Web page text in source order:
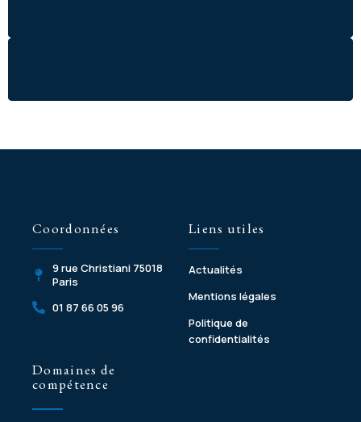
Coordonnées
9 rue Christiani 75018
Paris
01 87 66 05 96
Liens utiles
Actualités
Mentions légales
Politique de
confidentialités
Domaines de
compétence